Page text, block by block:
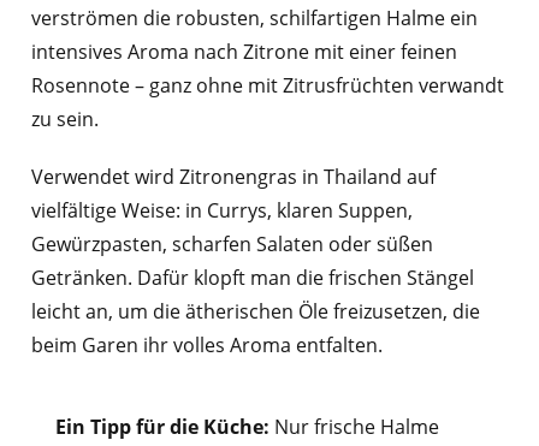
verströmen die robusten, schilfartigen Halme ein
intensives Aroma nach Zitrone mit einer feinen
Rosennote – ganz ohne mit Zitrusfrüchten verwandt
zu sein.
Verwendet wird Zitronengras in Thailand auf
vielfältige Weise: in Currys, klaren Suppen,
Gewürzpasten, scharfen Salaten oder süßen
Getränken. Dafür klopft man die frischen Stängel
leicht an, um die ätherischen Öle freizusetzen, die
beim Garen ihr volles Aroma entfalten.
Ein Tipp für die Küche: Nur frische Halme